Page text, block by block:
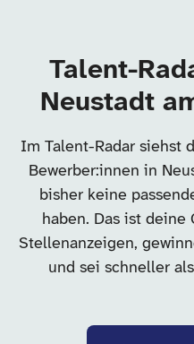
Talent-
Neustadt
Im Talent-Radar siehst
Bewerber:innen in
bisher keine
haben. Das ist deine
Stellenanzeigen,
und sei schneller